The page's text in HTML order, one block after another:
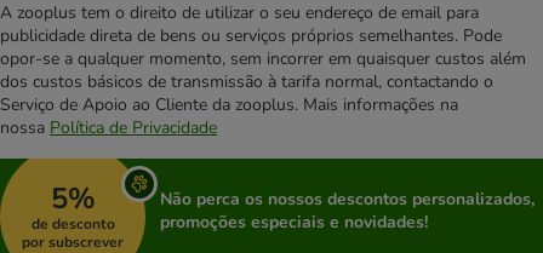
A zooplus tem o direito de utilizar o seu endereço de email para
publicidade direta de bens ou serviços próprios semelhantes. Pode
opor-se a qualquer momento, sem incorrer em quaisquer custos além
dos custos básicos de transmissão à tarifa normal, contactando o
Serviço de Apoio ao Cliente da zooplus. Mais informações na
nossa Política de Privacidade
5%
de desconto
por subscrever
Não perca os nossos descontos personalizados,
promoções especiais e novidades!